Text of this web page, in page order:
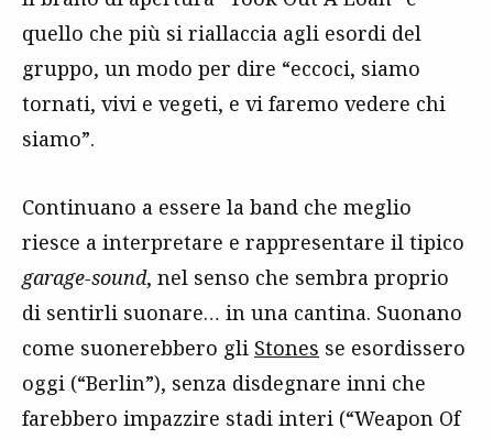
quello che più si riallaccia agli esordi del
gruppo, un modo per dire “eccoci, siamo
tornati, vivi e vegeti, e vi faremo vedere chi
siamo”.
Continuano a essere la band che meglio
riesce a interpretare e rappresentare il tipico
garage-sound, nel senso che sembra proprio
di sentirli suonare… in una cantina. Suonano
come suonerebbero gli Stones se esordissero
oggi (“Berlin”), senza disdegnare inni che
farebbero impazzire stadi interi (“Weapon Of